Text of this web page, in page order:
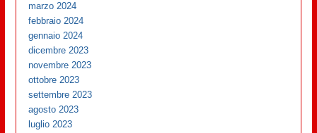
marzo 2024
febbraio 2024
gennaio 2024
dicembre 2023
novembre 2023
ottobre 2023
settembre 2023
agosto 2023
luglio 2023